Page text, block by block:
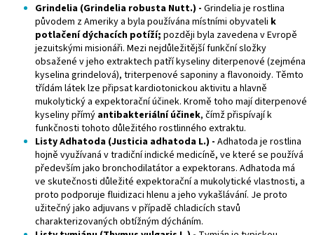
Grindelia (Grindelia robusta Nutt.) - Grindelia je rostlina
původem z Ameriky a byla používána místními obyvateli k
potlačení dýchacích potíží; později byla zavedena v Evropě
jezuitskými misionáři. Mezi nejdůležitější funkční složky
obsažené v jeho extraktech patří kyseliny diterpenové (zejména
kyselina grindelová), triterpenové saponiny a flavonoidy. Těmto
třídám látek lze připsat kardiotonickou aktivitu a hlavně
mukolytický a expektorační účinek. Kromě toho mají diterpenové
kyseliny přímý antibakteriální účinek, čímž přispívají k
funkčnosti tohoto důležitého rostlinného extraktu.
Listy Adhatoda (Justicia adhatoda L.) - Adhatoda je rostlina
hojně využívaná v tradiční indické medicíně, ve které se používá
především jako bronchodilatátor a expektorans. Adhatoda má
ve skutečnosti důležité expektorační a mukolytické vlastnosti, a
proto podporuje fluidizaci hlenu a jeho vykašlávání. Je proto
užitečný jako adjuvans v případě chladicích stavů
charakterizovaných obtížným dýcháním.